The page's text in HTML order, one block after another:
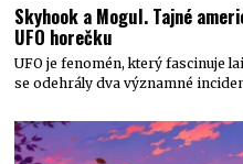
Skyhook a Mogul. Tajné
UFO horečku
UFO je fenomén, který fascinuje
se odehrály dva významné